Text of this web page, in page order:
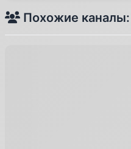
Похожие каналы: